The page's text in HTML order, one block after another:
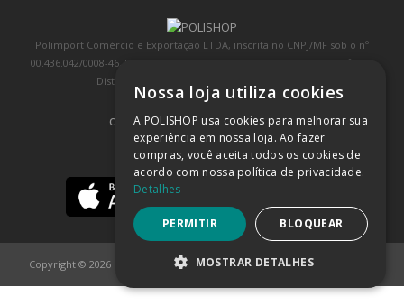
Polimport Comércio e Exportação LTDA, inscrita no CNPJ/MF sob o nº
00.436.042/0008-46, IE 407.458.707.103, com sede na Rua Kanebo, nº 175,
Distrito Industrial, Jundiaí/SP, CEP: 13213-090
COMPRA 100% SEGURA (SAIBA MAIS)
BAIXE NOSSO APP
Copyright © 2026
Nossa loja utiliza cookies
A POLISHOP usa cookies para melhorar sua
experiência em nossa loja. Ao fazer
compras, você aceita todos os cookies de
acordo com nossa política de privacidade.
Detalhes
PERMITIR BLOQUEAR
MOSTRAR DETALHES
ESTRITAMENTE NECESSÁRIOS